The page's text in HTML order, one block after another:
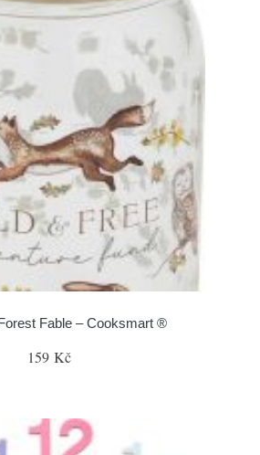
Fable – Cooksmart ®
159 Kč